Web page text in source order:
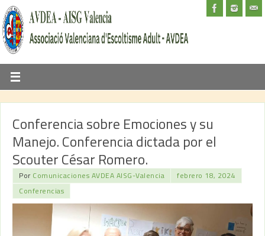
Conferencia sobre Emociones y su
Manejo. Conferencia dictada por el
Scouter César Romero.
Por Comunicaciones AVDEA AISG-Valencia
febrero 18, 2024
Conferencias